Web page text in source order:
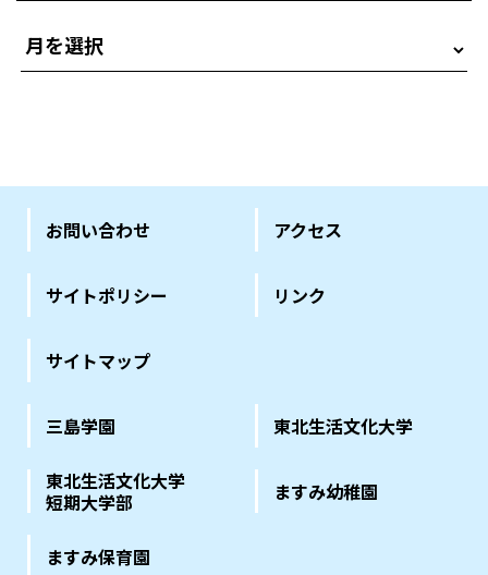
お問い合わせ アクセス
サイトポリシー リンク
サイトマップ
三島学園 東北生活文化大学
東北生活文化大学
短期大学部
ますみ幼稚園
ますみ保育園